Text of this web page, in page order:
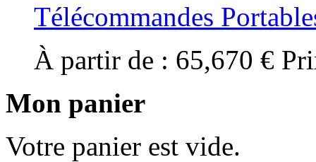
Télécommandes
À partir de : 65,670 €
Mon panier
Votre panier est vide.